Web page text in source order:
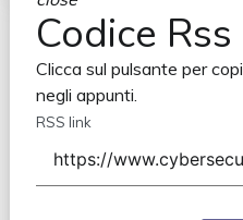
Codice Rss
Clicca sul pulsante per
negli appunti.
RSS link